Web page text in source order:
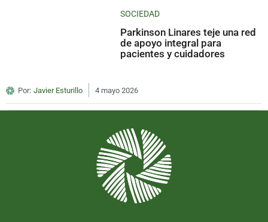
SOCIEDAD
Parkinson Linares teje una red
de apoyo integral para
pacientes y cuidadores
Por: Javier Esturillo 4 mayo 2026